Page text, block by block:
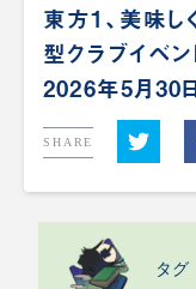
東方1、美味し
型クラブイベ
2026年5月30
SHARE
タグ